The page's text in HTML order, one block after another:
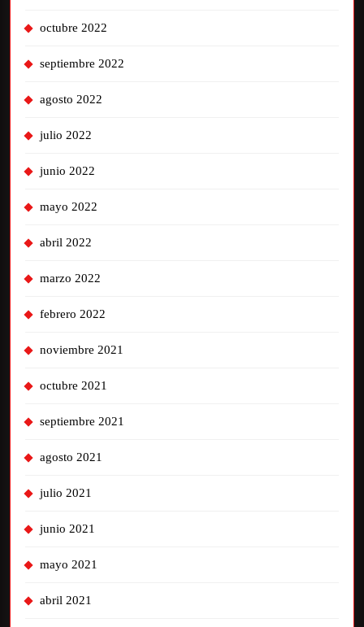
octubre 2022
septiembre 2022
agosto 2022
julio 2022
junio 2022
mayo 2022
abril 2022
marzo 2022
febrero 2022
noviembre 2021
octubre 2021
septiembre 2021
agosto 2021
julio 2021
junio 2021
mayo 2021
abril 2021